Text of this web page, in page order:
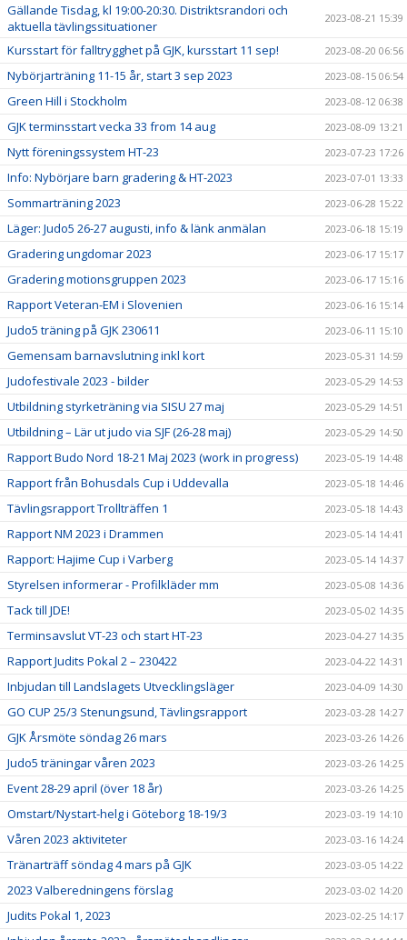
Gällande Tisdag, kl 19:00-20:30. Distriktsrandori och
aktuella tävlingssituationer
2023-08-21 15:39
Kursstart för falltrygghet på GJK, kursstart 11 sep! 2023-08-20 06:56
Nybörjarträning 11-15 år, start 3 sep 2023 2023-08-15 06:54
Green Hill i Stockholm 2023-08-12 06:38
GJK terminsstart vecka 33 from 14 aug 2023-08-09 13:21
Nytt föreningssystem HT-23 2023-07-23 17:26
Info: Nybörjare barn gradering & HT-2023 2023-07-01 13:33
Sommarträning 2023 2023-06-28 15:22
Läger: Judo5 26-27 augusti, info & länk anmälan 2023-06-18 15:19
Gradering ungdomar 2023 2023-06-17 15:17
Gradering motionsgruppen 2023 2023-06-17 15:16
Rapport Veteran-EM i Slovenien 2023-06-16 15:14
Judo5 träning på GJK 230611 2023-06-11 15:10
Gemensam barnavslutning inkl kort 2023-05-31 14:59
Judofestivale 2023 - bilder 2023-05-29 14:53
Utbildning styrketräning via SISU 27 maj 2023-05-29 14:51
Utbildning – Lär ut judo via SJF (26-28 maj) 2023-05-29 14:50
Rapport Budo Nord 18-21 Maj 2023 (work in progress) 2023-05-19 14:48
Rapport från Bohusdals Cup i Uddevalla 2023-05-18 14:46
Tävlingsrapport Trollträffen 1 2023-05-18 14:43
Rapport NM 2023 i Drammen 2023-05-14 14:41
Rapport: Hajime Cup i Varberg 2023-05-14 14:37
Styrelsen informerar - Profilkläder mm 2023-05-08 14:36
Tack till JDE! 2023-05-02 14:35
Terminsavslut VT-23 och start HT-23 2023-04-27 14:35
Rapport Judits Pokal 2 – 230422 2023-04-22 14:31
Inbjudan till Landslagets Utvecklingsläger 2023-04-09 14:30
GO CUP 25/3 Stenungsund, Tävlingsrapport 2023-03-28 14:27
GJK Årsmöte söndag 26 mars 2023-03-26 14:26
Judo5 träningar våren 2023 2023-03-26 14:25
Event 28-29 april (över 18 år) 2023-03-26 14:25
Omstart/Nystart-helg i Göteborg 18-19/3 2023-03-19 14:10
Våren 2023 aktiviteter 2023-03-16 14:24
Tränarträff söndag 4 mars på GJK 2023-03-05 14:22
2023 Valberedningens förslag 2023-03-02 14:20
Judits Pokal 1, 2023 2023-02-25 14:17